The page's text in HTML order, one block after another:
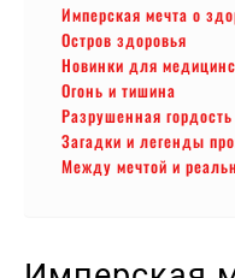
Имперская мечта о
Остров здоровья
Новинки для
Огонь и тишина
Разрушенная
Загадки и легенды
Между мечтой и